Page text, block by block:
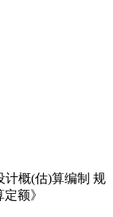
计概(估)算编制 规
额》